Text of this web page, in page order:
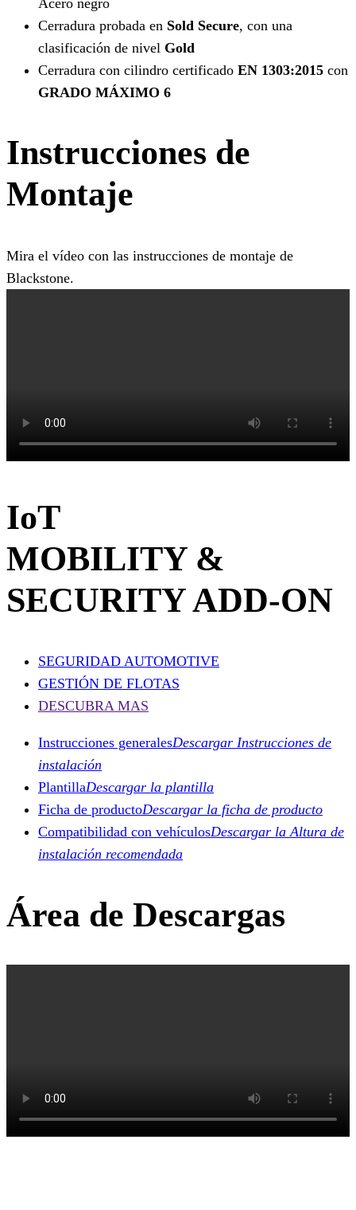
Cerradura probada en Sold Secure, con una
clasificación de nivel Gold
Cerradura con cilindro certificado EN 1303:2015 con
GRADO MÁXIMO 6
Instrucciones de
Montaje
Mira el vídeo con las instrucciones de montaje de
Blackstone.
IoT
MOBILITY &
SECURITY ADD-ON
SEGURIDAD AUTOMOTIVE
GESTIÓN DE FLOTAS
DESCUBRA MAS
Instrucciones generalesDescargar Instrucciones de
instalación
PlantillaDescargar la plantilla
Ficha de productoDescargar la ficha de producto
Compatibilidad con vehículosDescargar la Altura de
instalación recomendada
Área de Descargas